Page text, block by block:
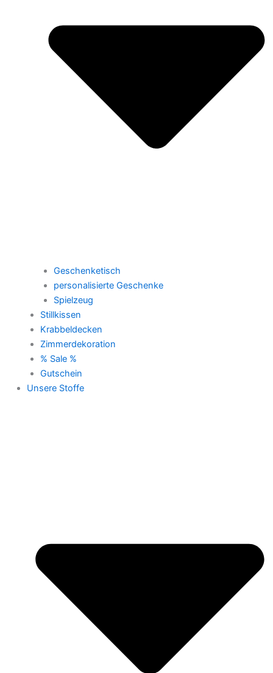
Geschenketisch
personalisierte Geschenke
Spielzeug
Stillkissen
Krabbeldecken
Zimmerdekoration
% Sale %
Gutschein
Unsere Stoffe